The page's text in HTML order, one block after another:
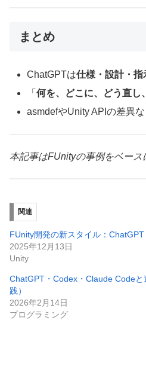
まとめ
ChatGPTは仕様・設計・
「何を、どこに、どう直し
asmdefやUnity APIの差異な
本記事はFUnityの事例をベー
関連
FUnity開発の新スタイル：
2025年12月13日
Unity
ChatGPT・Codex・Claude Code
践）
2026年2月14日
プログラミング